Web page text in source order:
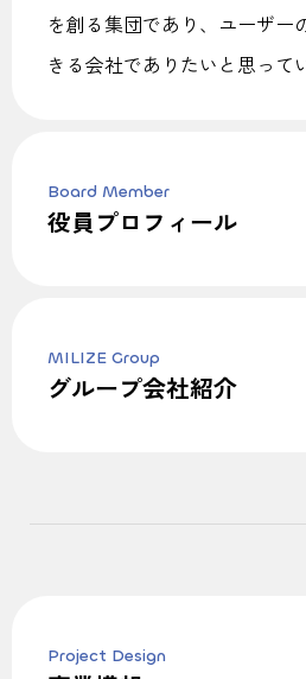
を創る集団であり、ユーザー
きる会社でありたいと思って
Board Member
役員プロフィール
MILIZE Group
グループ会社紹介
Project Design